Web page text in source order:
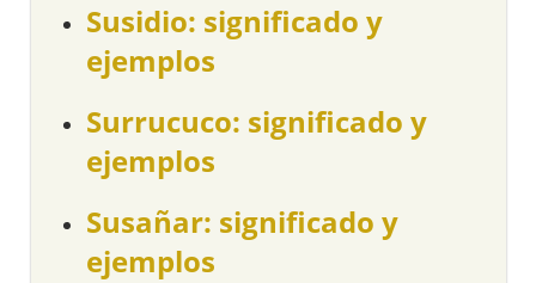
Susidio: significado y
ejemplos
Surrucuco: significado y
ejemplos
Susañar: significado y
ejemplos